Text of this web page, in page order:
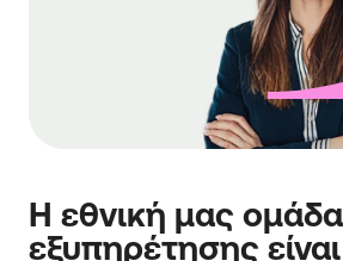
Η εθνική μας ομάδα
εξυπηρέτησης